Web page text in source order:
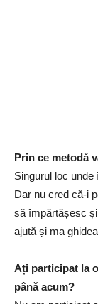
Prin ce metodă
Singurul loc
Dar nu cred că-i
să împărtășesc
ajută și ma
Ați participat la
până acum?